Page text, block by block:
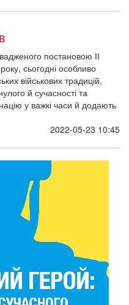
постановою ІІ
сьогодні особливо
військових традицій,
й сучасності та
у важкі часи й додають
2022-05-23 10:45